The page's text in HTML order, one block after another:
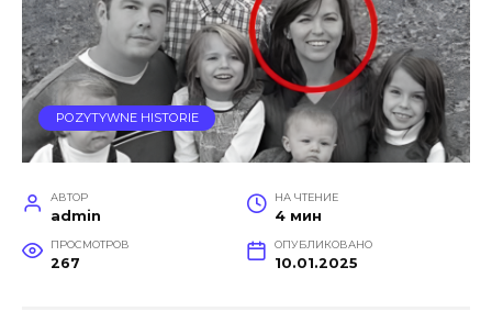
POZYTYWNE HISTORIE
АВТОР
admin
НА ЧТЕНИЕ
4 мин
ПРОСМОТРОВ
267
ОПУБЛИКОВАНО
10.01.2025